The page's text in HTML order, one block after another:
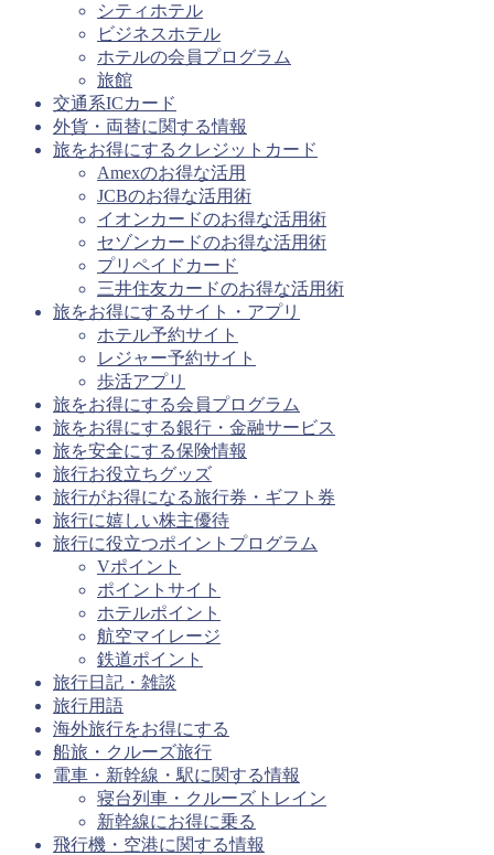
シティホテル
ビジネスホテル
ホテルの会員プログラム
旅館
交通系ICカード
外貨・両替に関する情報
旅をお得にするクレジットカード
Amexのお得な活用
JCBのお得な活用術
イオンカードのお得な活用術
セゾンカードのお得な活用術
プリペイドカード
三井住友カードのお得な活用術
旅をお得にするサイト・アプリ
ホテル予約サイト
レジャー予約サイト
歩活アプリ
旅をお得にする会員プログラム
旅をお得にする銀行・金融サービス
旅を安全にする保険情報
旅行お役立ちグッズ
旅行がお得になる旅行券・ギフト券
旅行に嬉しい株主優待
旅行に役立つポイントプログラム
Vポイント
ポイントサイト
ホテルポイント
航空マイレージ
鉄道ポイント
旅行日記・雑談
旅行用語
海外旅行をお得にする
船旅・クルーズ旅行
電車・新幹線・駅に関する情報
寝台列車・クルーズトレイン
新幹線にお得に乗る
飛行機・空港に関する情報